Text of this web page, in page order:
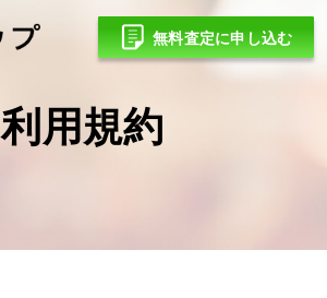
無料査定に申し込む
利用規約